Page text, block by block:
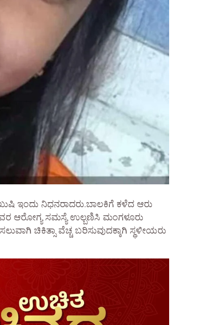
ಇಂದು ನಿಧನರಾದರು.ಬಾಲಕಿಗೆ ಕಳೆದ ಆರು
ಆರೋಗ್ಯ ಸಮಸ್ಯೆ ಉಲ್ಬಣಿಸಿ ಮಂಗಳೂರು
ಚಿಕಿತ್ಸಾ ವೆಚ್ಚ ಬರಿಸುವುದಕ್ಕಾಗಿ ಸ್ಥಳೀಯರು